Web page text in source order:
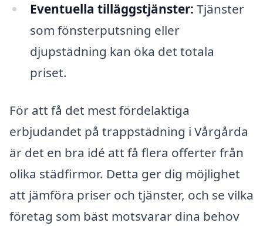
Eventuella tilläggstjänster: Tjänster
som fönsterputsning eller
djupstädning kan öka det totala
priset.
För att få det mest fördelaktiga
erbjudandet på trappstädning i Vårgårda
är det en bra idé att få flera offerter från
olika städfirmor. Detta ger dig möjlighet
att jämföra priser och tjänster, och se vilka
företag som bäst motsvarar dina behov